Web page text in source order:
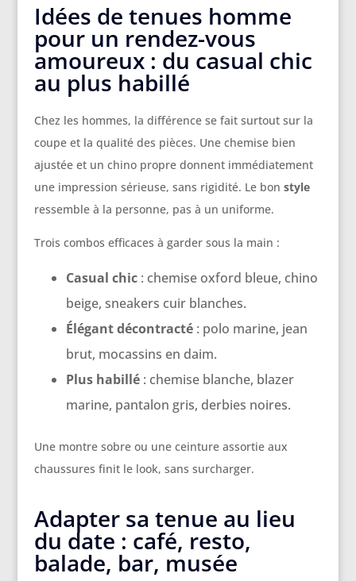
Idées de tenues homme
pour un rendez-vous
amoureux : du casual chic
au plus habillé
Chez les hommes, la différence se fait surtout sur la
coupe et la qualité des pièces. Une chemise bien
ajustée et un chino propre donnent immédiatement
une impression sérieuse, sans rigidité. Le bon style
ressemble à la personne, pas à un uniforme.
Trois combos efficaces à garder sous la main :
Casual chic: chemise oxford bleue, chino
beige, sneakers cuir blanches.
Élégant décontracté: polo marine, jean
brut, mocassins en daim.
Plus habillé: chemise blanche, blazer
marine, pantalon gris, derbies noires.
Une montre sobre ou une ceinture assortie aux
chaussures finit le look, sans surcharger.
Adapter sa tenue au lieu
du date : café, resto,
balade, bar, musée